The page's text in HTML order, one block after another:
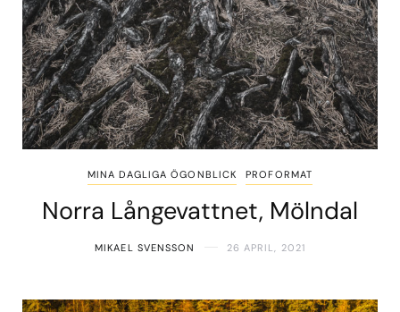
MINA DAGLIGA ÖGONBLICK PROFORMAT
Norra Långevattnet, Mölndal
MIKAEL SVENSSON 26 APRIL, 2021